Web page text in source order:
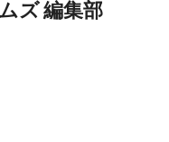
ズ 編集部